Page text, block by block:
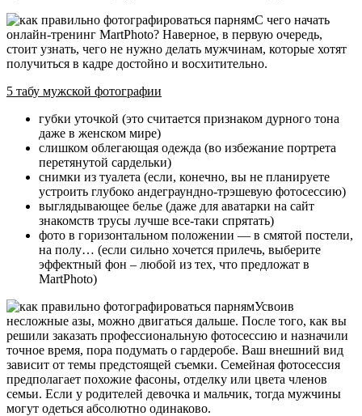
С чего начать
онлайн-тренинг MartPhoto? Наверное, в первую очередь,
стоит узнать, чего не нужно делать мужчинам, которые хотят
получиться в кадре достойно и восхитительно.
5 табу мужской фотографии
губки уточкой (это считается признаком дурного тона
даже в женском мире)
слишком облегающая одежда (во избежание портрета
перетянутой сардельки)
снимки из туалета (если, конечно, вы не планируете
устроить глубоко андеграундно-трэшевую фотосессию)
выглядывающее белье (даже для аватарки на сайт
знакомств трусы лучше все-таки спрятать)
фото в горизонтальном положении — в смятой постели,
на полу… (если сильно хочется прилечь, выберите
эффектный фон – любой из тех, что предложат в
MartPhoto)
Усвоив
несложные азы, можно двигаться дальше. После того, как вы
решили заказать профессиональную фотосессию и назначили
точное время, пора подумать о гардеробе. Ваш внешний вид
зависит от темы предстоящей съемки. Семейная фотосессия
предполагает похожие фасоны, отделку или цвета членов
семьи. Если у родителей девочка и мальчик, тогда мужчины
могут одеться абсолютно одинаково.